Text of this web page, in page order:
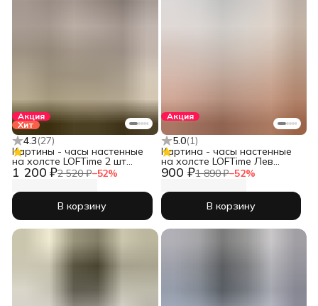
Акция
Хит
4.3(27)
1 200 ₽2 520 ₽−52%
Картины - часы настенные
на холсте LOFTime 2 шт
ДЕВУШКА АБСТРАКЦИЯ
СЕР ЗОЛ 3 30Х40 Ч-556-
3040
В корзину
Акция
5.0(1)
900 ₽1 890 ₽−52%
Картина - часы настенные
на холсте LOFTime Лев
львица беж
В корзину